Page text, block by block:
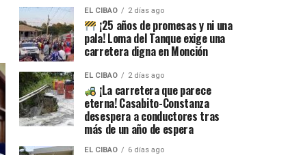
EL CIBAO 2 días ago
¡25 años de promesas y ni una
pala! Loma del Tanque exige una
carretera digna en Monción
EL CIBAO 2 días ago
¡La carretera que parece
eterna! Casabito-Constanza
desespera a conductores tras
más de un año de espera
EL CIBAO 6 días ago